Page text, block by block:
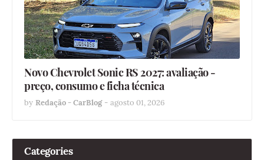
Novo Chevrolet Sonic RS 2027: avaliação -
preço, consumo e ficha técnica
by Redação - CarBlog - agosto 01, 2026
Categories